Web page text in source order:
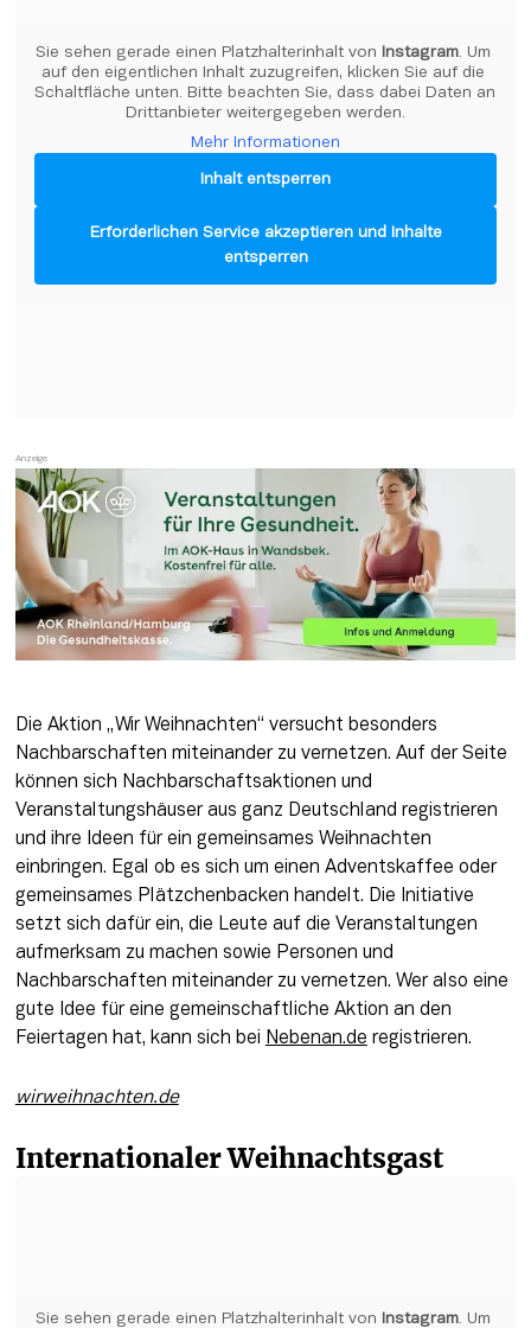
Sie sehen gerade einen Platzhalterinhalt von Instagram. Um
auf den eigentlichen Inhalt zuzugreifen, klicken Sie auf die
Schaltfläche unten. Bitte beachten Sie, dass dabei Daten an
Drittanbieter weitergegeben werden.
Mehr Informationen
Inhalt entsperren
Erforderlichen Service akzeptieren und Inhalte
entsperren
Die Aktion „Wir Weihnachten“ versucht besonders
Nachbarschaften miteinander zu vernetzen. Auf der Seite
können sich Nachbarschaftsaktionen und
Veranstaltungshäuser aus ganz Deutschland registrieren
und ihre Ideen für ein gemeinsames Weihnachten
einbringen. Egal ob es sich um einen Adventskaffee oder
gemeinsames Plätzchenbacken handelt. Die Initiative
setzt sich dafür ein, die Leute auf die Veranstaltungen
aufmerksam zu machen sowie Personen und
Nachbarschaften miteinander zu vernetzen. Wer also eine
gute Idee für eine gemeinschaftliche Aktion an den
Feiertagen hat, kann sich bei
Nebenan.de registrieren.
wirweihnachten.de
Internationaler Weihnachtsgast
Sie sehen gerade einen Platzhalterinhalt von Instagram. Um